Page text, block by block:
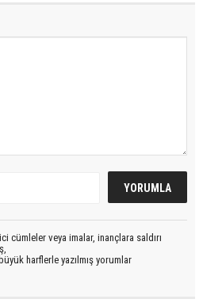
cümleler veya imalar, inançlara saldırı
harflerle yazılmış yorumlar